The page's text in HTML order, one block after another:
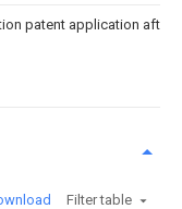
patent application after
Filter table